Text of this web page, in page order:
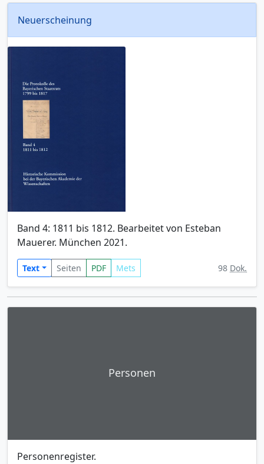
Neuerscheinung
Band 4: 1811 bis 1812. Bearbeitet von Esteban
Mauerer. München 2021.
Text Seiten PDF Mets 98 Dok.
Personen
Personenregister.